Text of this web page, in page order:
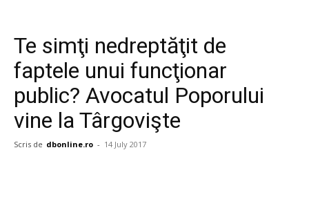
Te simţi nedreptăţit de
faptele unui funcţionar
public? Avocatul Poporului
vine la Târgovişte
Scris de dbonline.ro - 14 July 2017